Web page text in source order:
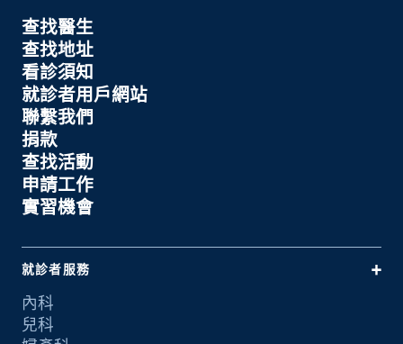
查找醫生
查找地址
看診須知
就診者用戶網站
聯繫我們
捐款
查找活動
申請工作
實習機會
就診者服務
內科
兒科